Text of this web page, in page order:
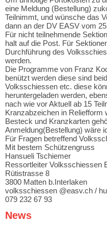
eine Meldung (Bestellung)
Teilnimmt, und wünsche das
dann an der DV EASV vom
Für nicht teilnehmende
halt auf die Post. Für
Durchführung des
werden.
Die Programme von Franz
benützt werden diese sind
Volksschiessen etc. diese
heruntergeladen werden,
nach wie vor Aktuell ab 15
Kranzabzeichen in Reliefform
Besteck und Kranzkarten
Anmeldung(Bestellung) wäre
Für Fragen betreffend
Mit bestem Schützengruss
Hansueli Tschiemer
Ressortleiter Volksschiessen
Rütistrasse 8
3800 Matten b.Interlaken
volksschiessen @easv.ch /
079 232 67 93
News